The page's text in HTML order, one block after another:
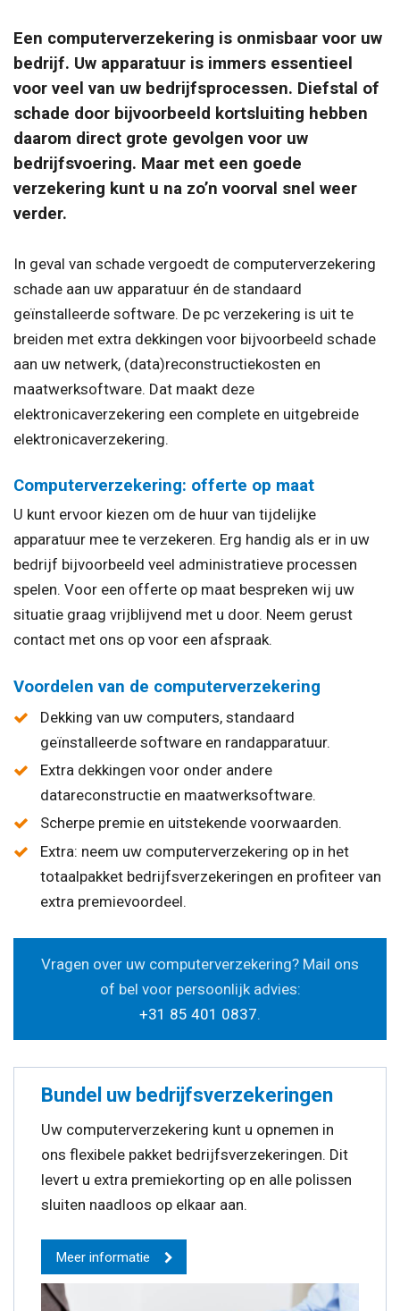
Een computerverzekering is onmisbaar voor uw
bedrijf. Uw apparatuur is immers essentieel
voor veel van uw bedrijfsprocessen. Diefstal of
schade door bijvoorbeeld kortsluiting hebben
daarom direct grote gevolgen voor uw
bedrijfsvoering. Maar met een goede
verzekering kunt u na zo’n voorval snel weer
verder.
In geval van schade vergoedt de computerverzekering
schade aan uw apparatuur én de standaard
geïnstalleerde software. De pc verzekering is uit te
breiden met extra dekkingen voor bijvoorbeeld schade
aan uw netwerk, (data)reconstructiekosten en
maatwerksoftware. Dat maakt deze
elektronicaverzekering een complete en uitgebreide
elektronicaverzekering.
Computerverzekering: offerte op maat
U kunt ervoor kiezen om de huur van tijdelijke
apparatuur mee te verzekeren. Erg handig als er in uw
bedrijf bijvoorbeeld veel administratieve processen
spelen. Voor een offerte op maat bespreken wij uw
situatie graag vrijblijvend met u door. Neem gerust
contact met ons op voor een afspraak.
Voordelen van de computerverzekering
Dekking van uw computers, standaard
geïnstalleerde software en randapparatuur.
Extra dekkingen voor onder andere
datareconstructie en maatwerksoftware.
Scherpe premie en uitstekende voorwaarden.
Extra: neem uw computerverzekering op in het
totaalpakket bedrijfsverzekeringen en profiteer van
extra premievoordeel.
Vragen over uw computerverzekering? Mail ons
of bel voor persoonlijk advies:
+31 85 401 0837.
Bundel uw bedrijfsverzekeringen
Uw computerverzekering kunt u opnemen in
ons flexibele pakket bedrijfsverzekeringen. Dit
levert u extra premiekorting op en alle polissen
sluiten naadloos op elkaar aan.
Meer informatie